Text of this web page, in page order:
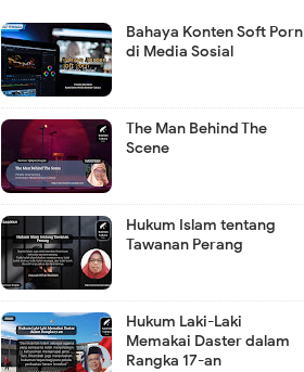
Bahaya Konten Soft Porn
di Media Sosial
The Man Behind The
Scene
Hukum Islam tentang
Tawanan Perang
Hukum Laki-Laki
Memakai Daster dalam
Rangka 17-an